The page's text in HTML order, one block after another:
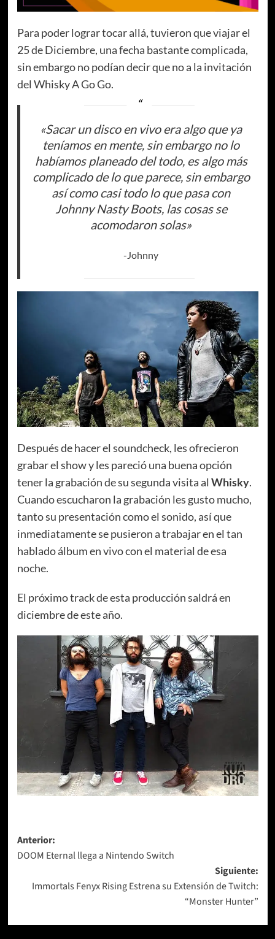
Para poder lograr tocar allá, tuvieron que viajar el
25 de Diciembre, una fecha bastante complicada,
sin embargo no podían decir que no a la invitación
del Whisky A Go Go.
«Sacar un disco en vivo era algo que ya
teníamos en mente, sin embargo no lo
habíamos planeado del todo, es algo más
complicado de lo que parece, sin embargo
así como casi todo lo que pasa con
Johnny Nasty Boots, las cosas se
acomodaron solas»
-Johnny
Después de hacer el soundcheck, les ofrecieron
grabar el show y les pareció una buena opción
tener la grabación de su segunda visita al Whisky.
Cuando escucharon la grabación les gusto mucho,
tanto su presentación como el sonido, así que
inmediatamente se pusieron a trabajar en el tan
hablado álbum en vivo con el material de esa
noche.
El próximo track de esta producción saldrá en
diciembre de este año.
Navegación
de
entradas
Anterior:
DOOM Eternal llega a Nintendo Switch
Siguiente:
Immortals Fenyx Rising Estrena su Extensión de Twitch:
“Monster Hunter”